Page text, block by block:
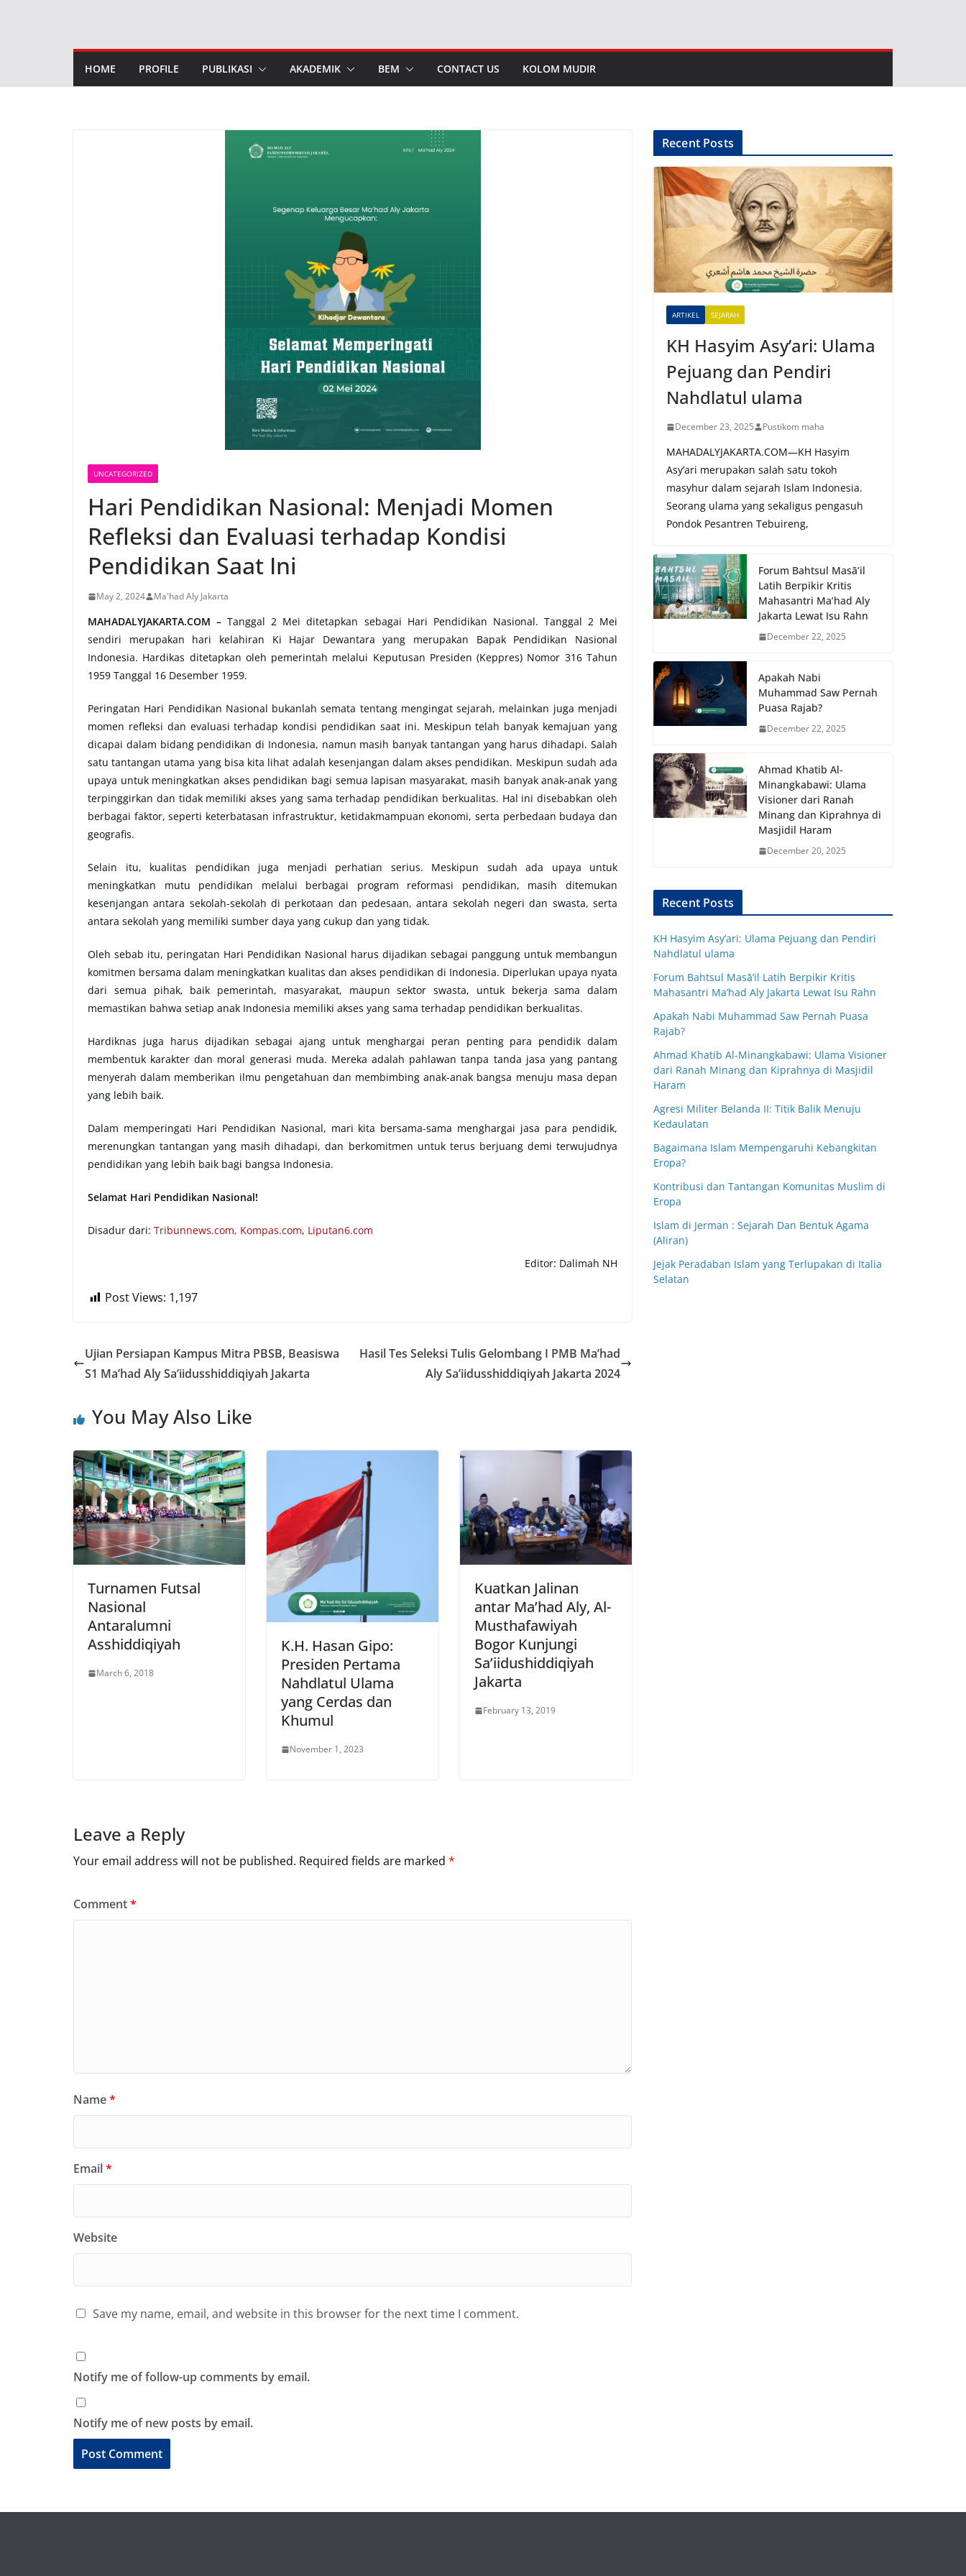
HOME PROFILE PUBLIKASI AKADEMIK BEM CONTACT US KOLOM MUDIR
UNCATEGORIZED
Hari Pendidikan Nasional: Menjadi Momen
Refleksi dan Evaluasi terhadap Kondisi
Pendidikan Saat Ini
May 2, 2024 Ma'had Aly Jakarta
MAHADALYJAKARTA.COM –Tanggal 2 Mei ditetapkan sebagai Hari Pendidikan Nasional. Tanggal 2 Mei
sendiri merupakan hari kelahiran Ki Hajar Dewantara yang merupakan Bapak Pendidikan Nasional
Indonesia. Hardikas ditetapkan oleh pemerintah melalui Keputusan Presiden (Keppres) Nomor 316 Tahun
1959 Tanggal 16 Desember 1959.
Peringatan Hari Pendidikan Nasional bukanlah semata tentang mengingat sejarah, melainkan juga menjadi
momen refleksi dan evaluasi terhadap kondisi pendidikan saat ini. Meskipun telah banyak kemajuan yang
dicapai dalam bidang pendidikan di Indonesia, namun masih banyak tantangan yang harus dihadapi. Salah
satu tantangan utama yang bisa kita lihat adalah kesenjangan dalam akses pendidikan. Meskipun sudah ada
upaya untuk meningkatkan akses pendidikan bagi semua lapisan masyarakat, masih banyak anak-anak yang
terpinggirkan dan tidak memiliki akses yang sama terhadap pendidikan berkualitas. Hal ini disebabkan oleh
berbagai faktor, seperti keterbatasan infrastruktur, ketidakmampuan ekonomi, serta perbedaan budaya dan
geografis.
Selain itu, kualitas pendidikan juga menjadi perhatian serius. Meskipun sudah ada upaya untuk
meningkatkan mutu pendidikan melalui berbagai program reformasi pendidikan, masih ditemukan
kesenjangan antara sekolah-sekolah di perkotaan dan pedesaan, antara sekolah negeri dan swasta, serta
antara sekolah yang memiliki sumber daya yang cukup dan yang tidak.
Oleh sebab itu, peringatan Hari Pendidikan Nasional harus dijadikan sebagai panggung untuk membangun
komitmen bersama dalam meningkatkan kualitas dan akses pendidikan di Indonesia. Diperlukan upaya nyata
dari semua pihak, baik pemerintah, masyarakat, maupun sektor swasta, untuk bekerja sama dalam
memastikan bahwa setiap anak Indonesia memiliki akses yang sama terhadap pendidikan berkualitas.
Hardiknas juga harus dijadikan sebagai ajang untuk menghargai peran penting para pendidik dalam
membentuk karakter dan moral generasi muda. Mereka adalah pahlawan tanpa tanda jasa yang pantang
menyerah dalam memberikan ilmu pengetahuan dan membimbing anak-anak bangsa menuju masa depan
yang lebih baik.
Dalam memperingati Hari Pendidikan Nasional, mari kita bersama-sama menghargai jasa para pendidik,
merenungkan tantangan yang masih dihadapi, dan berkomitmen untuk terus berjuang demi terwujudnya
pendidikan yang lebih baik bagi bangsa Indonesia.
Selamat Hari Pendidikan Nasional!
Disadur dari: Tribunnews.com, Kompas.com, Liputan6.com
Editor: Dalimah NH
Post Views: 1,197
Ujian Persiapan Kampus Mitra PBSB, Beasiswa
S1 Ma’had Aly Sa’iidusshiddiqiyah Jakarta
Hasil Tes Seleksi Tulis Gelombang I PMB Ma’had
Aly Sa’iidusshiddiqiyah Jakarta 2024
You May Also Like
Turnamen Futsal
Nasional
Antaralumni
Asshiddiqiyah
March 6, 2018
K.H. Hasan Gipo:
Presiden Pertama
Nahdlatul Ulama
yang Cerdas dan
Khumul
November 1, 2023
Kuatkan Jalinan
antar Ma’had Aly, Al-
Musthafawiyah
Bogor Kunjungi
Sa’iidushiddiqiyah
Jakarta
February 13, 2019
Leave a Reply
Your email address will not be published. Required fields are marked *
Comment*
Name*
Email*
Website
Save my name, email, and website in this browser for the next time I comment.
Notify me of follow-up comments by email.
Notify me of new posts by email.
Recent Posts
ARTIKEL SEJARAH
KH Hasyim Asy’ari: Ulama
Pejuang dan Pendiri
Nahdlatul ulama
December 23, 2025 Pustikom maha
MAHADALYJAKARTA.COM—KH Hasyim
Asy’ari merupakan salah satu tokoh
masyhur dalam sejarah Islam Indonesia.
Seorang ulama yang sekaligus pengasuh
Pondok Pesantren Tebuireng,
Forum Bahtsul Masā’il
Latih Berpikir Kritis
Mahasantri Ma’had Aly
Jakarta Lewat Isu Rahn
December 22, 2025
Apakah Nabi
Muhammad Saw Pernah
Puasa Rajab?
December 22, 2025
Ahmad Khatib Al-
Minangkabawi: Ulama
Visioner dari Ranah
Minang dan Kiprahnya di
Masjidil Haram
December 20, 2025
Recent Posts
KH Hasyim Asy’ari: Ulama Pejuang dan Pendiri
Nahdlatul ulama
Forum Bahtsul Masā’il Latih Berpikir Kritis
Mahasantri Ma’had Aly Jakarta Lewat Isu Rahn
Apakah Nabi Muhammad Saw Pernah Puasa
Rajab?
Ahmad Khatib Al-Minangkabawi: Ulama Visioner
dari Ranah Minang dan Kiprahnya di Masjidil
Haram
Agresi Militer Belanda II: Titik Balik Menuju
Kedaulatan
Bagaimana Islam Mempengaruhi Kebangkitan
Eropa?
Kontribusi dan Tantangan Komunitas Muslim di
Eropa
Islam di Jerman : Sejarah Dan Bentuk Agama
(Aliran)
Jejak Peradaban Islam yang Terlupakan di Italia
Selatan